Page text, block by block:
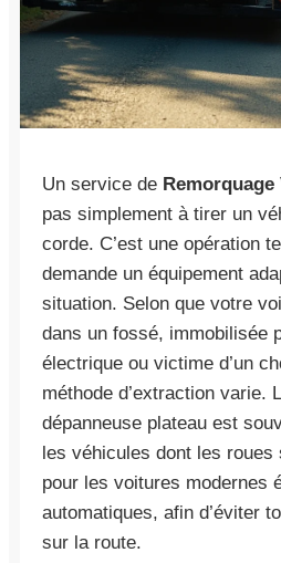
Un service de Remorquage
pas simplement à tirer un
corde. C’est une opération
demande un équipement
situation. Selon que votre
dans un fossé, immobilisée
électrique ou victime d’un
méthode d’extraction varie.
dépanneuse plateau est
les véhicules dont les roues
pour les voitures modernes
automatiques, afin d’éviter
sur la route.